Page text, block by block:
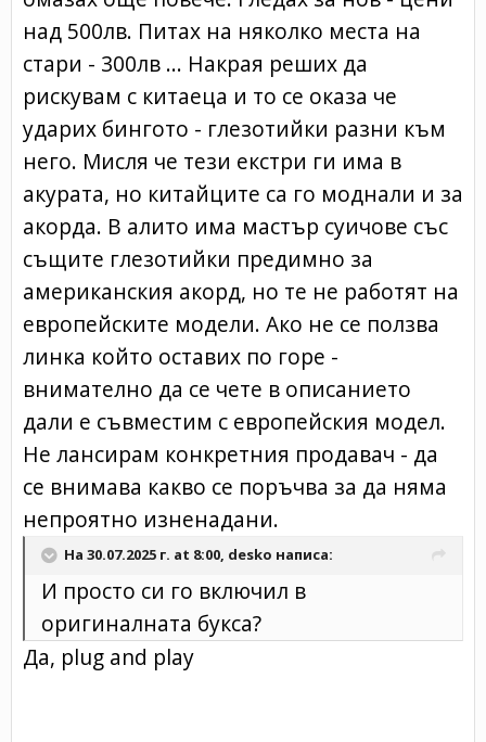
над 500лв. Питах на няколко места на
стари - 300лв ... Накрая реших да
рискувам с китаеца и то се оказа че
ударих бингото - глезотийки разни към
него. Мисля че тези екстри ги има в
акурата, но китайците са го моднали и за
акорда. В алито има мастър суичове със
същите глезотийки предимно за
американския акорд, но те не работят на
европейските модели. Ако не се ползва
линка който оставих по горе -
внимателно да се чете в описанието
дали е съвместим с европейския модел.
Не лансирам конкретния продавач - да
се внимава какво се поръчва за да няма
непроятно изненадани.
На 30.07.2025 г. at 8:00, desko написа:
И просто си го включил в
оригиналната букса?
Да, plug and play